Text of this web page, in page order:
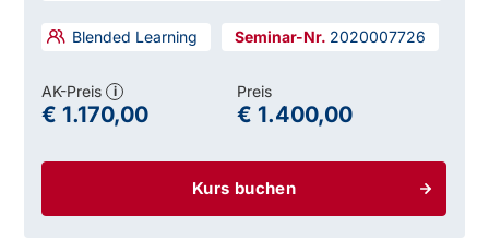
Blended Learning 2020007726
Kurs buchen
AK-Preis i
€ 1.170,00
Preis
€ 1.400,00